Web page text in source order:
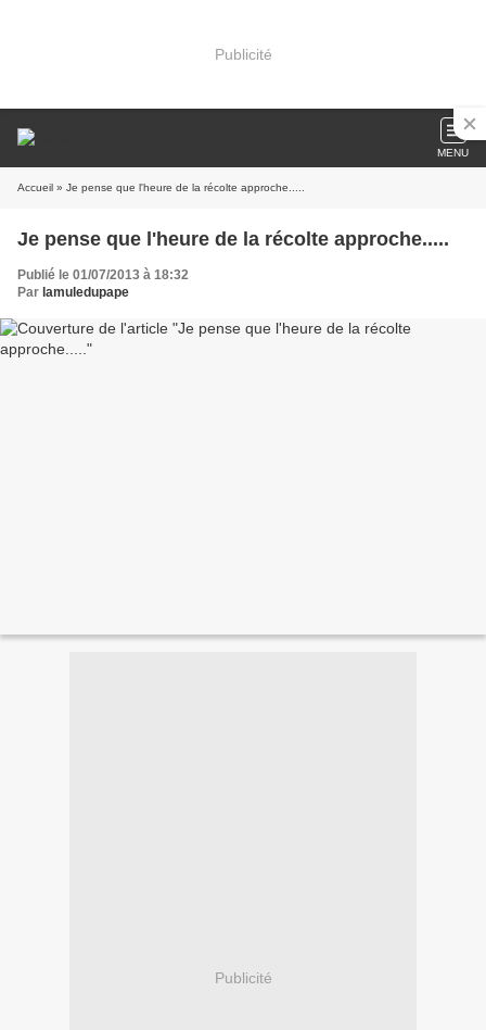
Publicité
MENU
Accueil » Je pense que l'heure de la récolte approche.....
Je pense que l'heure de la récolte approche.....
Publié le 01/07/2013 à 18:32
Par lamuledupape
Publicité